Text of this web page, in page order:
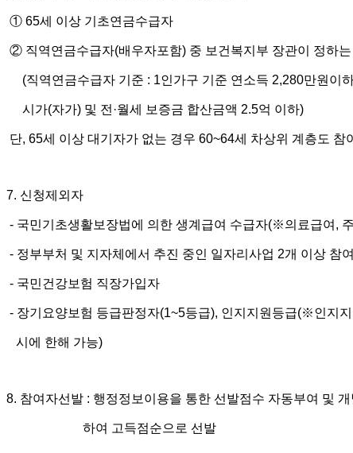
① 65세 이상 기초연금수급자
② 직역연금수급자(배우자포함) 중 보건복지부 장관이 정하
(직역연금수급자 기준 : 1인가구 기준 연소득 2,280만원이
시가(자가) 및 전 ·월세 보증금 합산금액 2.5억 이하)
단, 65세 이상 대기자가 없는 경우 60~64세 차상위 계층도 참
7. 신청제외자
- 국민기초생활보장법에 의한 생계급여 수급자(※의료급여 ,
- 정부부처 및 지자체에서 추진 중인 일자리사업 2개 이상 참
- 국민건강보험 직장가입자
- 장기요양보험 등급판정자(1~5등급), 인지지원등급(※인지
시에 한해 가능)
8. 참여자선발 : 행정정보이용을 통한 선발점수 자동부여 및
하여 고득점순으로 선발